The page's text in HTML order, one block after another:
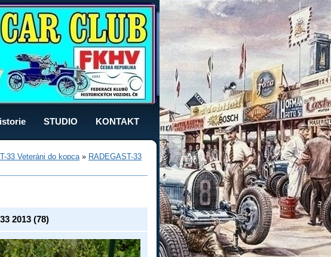
STUDIO KONTAKT
33 Veteráni do kopca» RADEGAST-33
2013 (78)